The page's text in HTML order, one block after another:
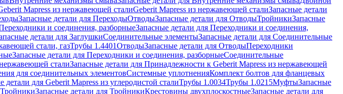
Mapress из нержавеющей сталиGeberit Mapress из нержавеющей сталиЗапасные детали
Запасные детали для ПереходыОтводыЗапасные детали для ОтводыТройникиЗапасные
и соединения, разборныеЗапасные детали для Переходники и соединения,
детали для ЗаглушкиСоединительные элементыЗапасные детали для Соединительные
стали, газТрубы 1.4401ОтводыЗапасные детали для ОтводыПереходники
Запасные детали для Переходники и соединения, разборныеСоединительные
сталиЗапасные детали для Принадлежности к Geberit Mapress из нержавеющей
для соединительных элементовСистемные уплотненияКомплект болтов для фланцевых
детали для Geberit Mapress из углеродистой сталиТрубы 1.0034Трубы 1.0215МуфтыЗапасные
ТройникиЗапасные детали для ТройникиКрестовины двухплоскостныеЗапасные детали для